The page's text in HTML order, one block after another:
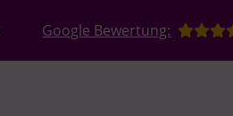
Google Bewertung: